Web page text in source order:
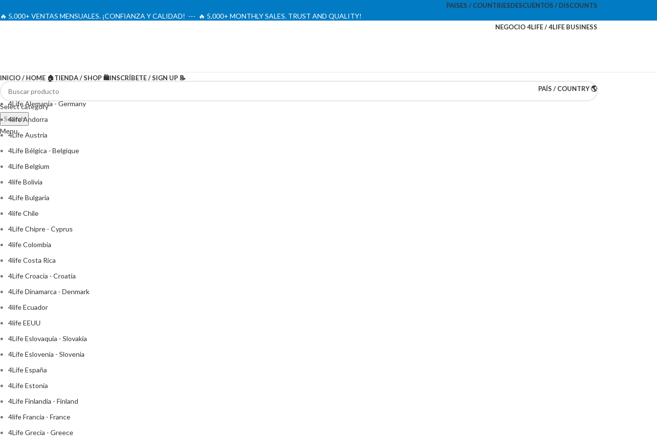
PAISES / COUNTRIESDESCUENTOS / DISCOUNTS
🔥 5,000+ VENTAS MENSUALES. ¡CONFIANZA Y CALIDAD! --- 🔥 5,000+ MONTHLY SALES. TRUST AND QUALITY!
NEGOCIO 4LIFE / 4LIFE BUSINESS
Select category
Search
Menu
INICIO / HOME 🏠TIENDA / SHOP 🛍️INSCRÍBETE / SIGN UP 📝
PAÍS / COUNTRY 🌎
4Life Alemania - Germany
4life Andorra
4Life Austria
4Life Bélgica - Belgique
4Life Belgium
4life Bolivia
4Life Bulgaria
4life Chile
4Life Chipre - Cyprus
4life Colombia
4life Costa Rica
4Life Croacia - Croatia
4Life Dinamarca - Denmark
4life Ecuador
4life EEUU
4Life Eslovaquia - Slovakia
4Life Eslovenia - Slovenia
4Life España
4Life Estonia
4Life Finlandia - Finland
4life Francia - France
4Life Grecia - Greece